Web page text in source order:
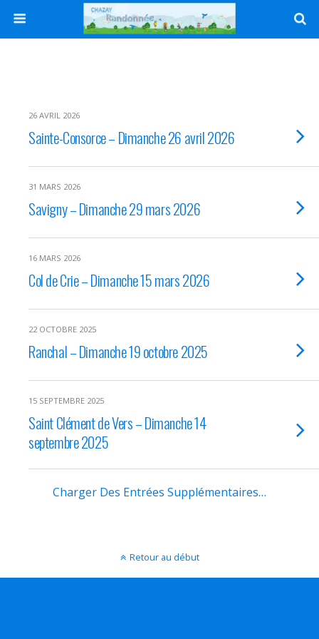
26 AVRIL 2026
Sainte-Consorce – Dimanche 26 avril 2026
31 MARS 2026
Savigny – Dimanche 29 mars 2026
16 MARS 2026
Col de Crie – Dimanche 15 mars 2026
22 OCTOBRE 2025
Ranchal – Dimanche 19 octobre 2025
15 SEPTEMBRE 2025
Saint Clément de Vers – Dimanche 14
septembre 2025
Charger Des Entrées Supplémentaires…
Retour au début